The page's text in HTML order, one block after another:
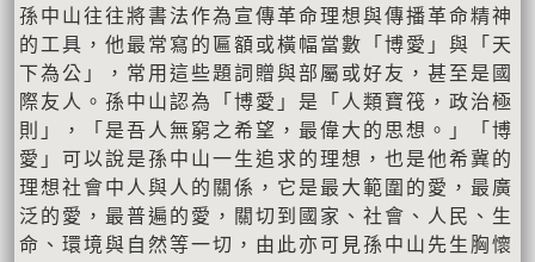
孫中山往往將書法作為宣傳革命理想與傳播革命精神
的工具，他最常寫的匾額或橫幅當數「博愛」與「天
下為公」，常用這些題詞贈與部屬或好友，甚至是國
際友人。孫中山認為「博愛」是「人類寶筏，政治極
則」，「是吾人無窮之希望，最偉大的思想。」「博
愛」可以說是孫中山一生追求的理想，也是他希冀的
理想社會中人與人的關係，它是最大範圍的愛，最廣
泛的愛，最普遍的愛，關切到國家、社會、人民、生
命、環境與自然等一切，由此亦可見孫中山先生胸懷